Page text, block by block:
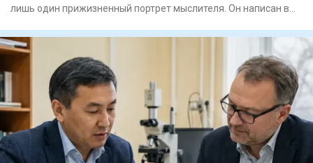
лишь один прижизненный портрет мыслителя. Он написан в